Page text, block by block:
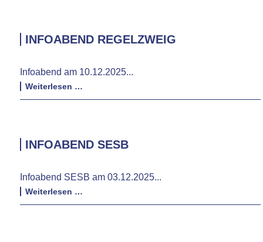
INFOABEND REGELZWEIG
Infoabend am 10.12.2025...
Weiterlesen …
Regelzweig
INFOABEND SESB
Infoabend SESB am 03.12.2025...
Weiterlesen …
SESB